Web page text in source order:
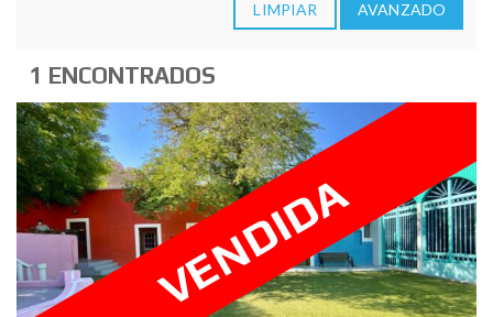
LIMPIAR AVANZADO
1 ENCONTRADOS
VENDIDA